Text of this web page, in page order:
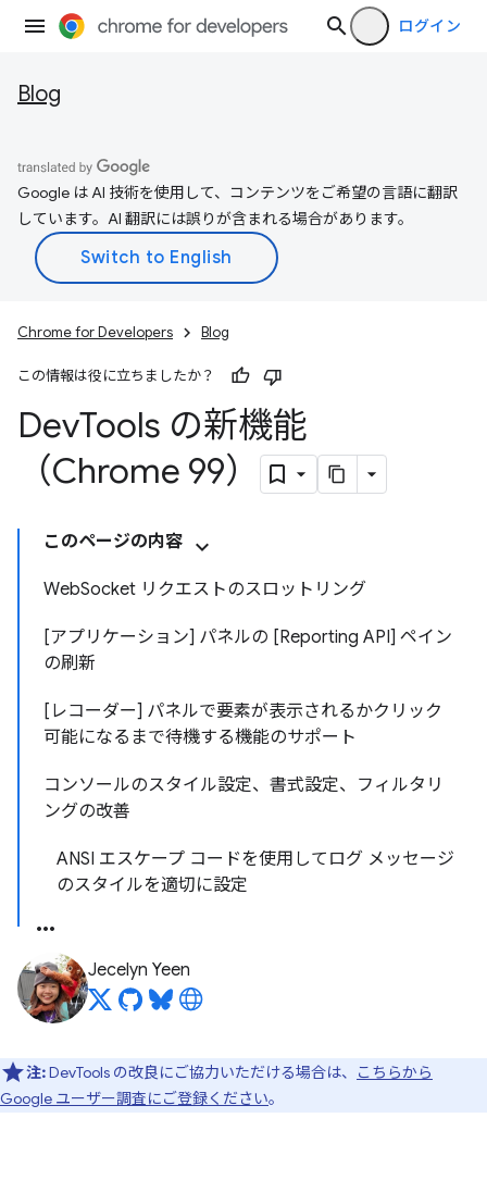
ログイン
Blog
Google は AI 技術を使用して、コンテンツをご希望の言語に翻訳
しています。AI 翻訳には誤りが含まれる場合があります。
Chrome for Developers Blog
この情報は役に立ちましたか？
DevTools の新機能
（Chrome 99）
このページの内容
WebSocket リクエストのスロットリング
[アプリケーション] パネルの [Reporting API] ペイン
の刷新
[レコーダー] パネルで要素が表示されるかクリック
可能になるまで待機する機能のサポート
コンソールのスタイル設定、書式設定、フィルタリ
ングの改善
ANSI エスケープ コードを使用してログ メッセージ
のスタイルを適切に設定
Jecelyn Yeen
注:DevTools の改良にご協力いただける場合は、
こちらから
Google ユーザー調査にご登録ください。